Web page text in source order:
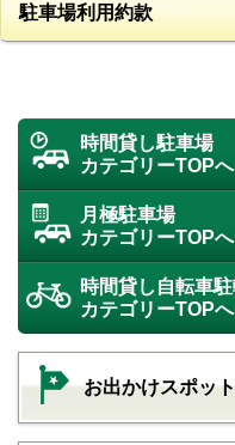
駐車場利用約款
時間貸し駐車場
カテゴリーTOPへ
月極駐車場
カテゴリーTOPへ
時間貸し自転車
カテゴリーTOPへ
お出かけスポッ